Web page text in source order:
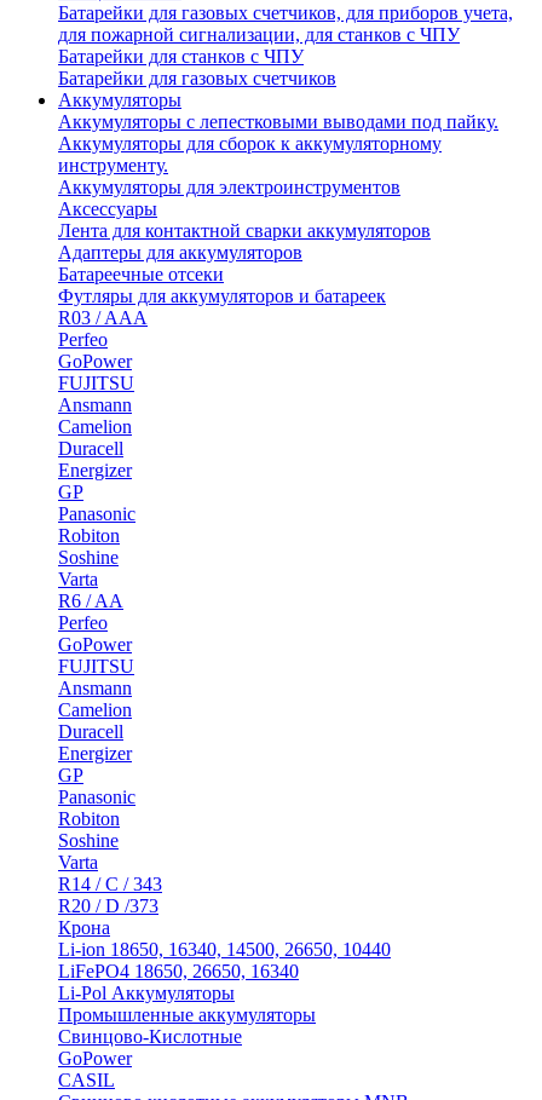
Батарейки для газовых счетчиков, для приборов учета,
для пожарной сигнализации, для станков с ЧПУ
Батарейки для станков с ЧПУ
Батарейки для газовых счетчиков
Аккумуляторы
Аккумуляторы с лепестковыми выводами под пайку.
Аккумуляторы для сборок к аккумуляторному
инструменту.
Аккумуляторы для электроинструментов
Аксессуары
Лента для контактной сварки аккумуляторов
Адаптеры для аккумуляторов
Батареечные отсеки
Футляры для аккумуляторов и батареек
R03 / AAA
Perfeo
GoPower
FUJITSU
Ansmann
Camelion
Duracell
Energizer
GP
Panasonic
Robiton
Soshine
Varta
R6 / AA
Perfeo
GoPower
FUJITSU
Ansmann
Camelion
Duracell
Energizer
GP
Panasonic
Robiton
Soshine
Varta
R14 / C / 343
R20 / D /373
Крона
Li-ion 18650, 16340, 14500, 26650, 10440
LiFePO4 18650, 26650, 16340
Li-Pol Аккумуляторы
Промышленные аккумуляторы
Свинцово-Кислотные
GoPower
CASIL